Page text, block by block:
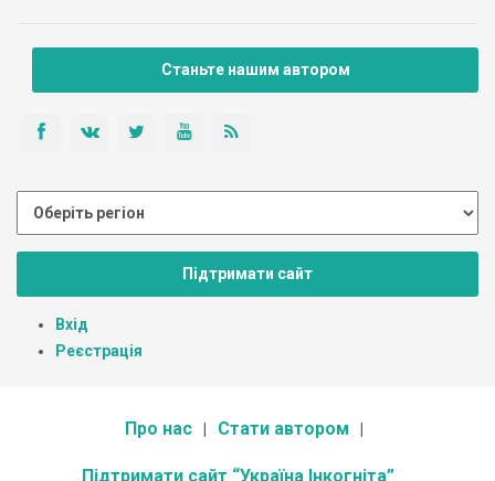
Станьте нашим автором
Підтримати сайт
Вхід
Реєстрація
Про нас Стати автором
Підтримати сайт “Україна Інкогніта”